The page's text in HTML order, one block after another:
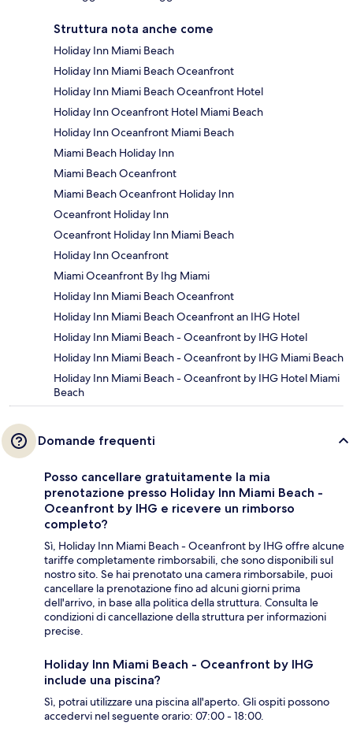
Struttura nota anche come
Holiday Inn Miami Beach
Holiday Inn Miami Beach Oceanfront
Holiday Inn Miami Beach Oceanfront Hotel
Holiday Inn Oceanfront Hotel Miami Beach
Holiday Inn Oceanfront Miami Beach
Miami Beach Holiday Inn
Miami Beach Oceanfront
Miami Beach Oceanfront Holiday Inn
Oceanfront Holiday Inn
Oceanfront Holiday Inn Miami Beach
Holiday Inn Oceanfront
Miami Oceanfront By Ihg Miami
Holiday Inn Miami Beach Oceanfront
Holiday Inn Miami Beach Oceanfront an IHG Hotel
Holiday Inn Miami Beach - Oceanfront by IHG Hotel
Holiday Inn Miami Beach - Oceanfront by IHG Miami Beach
Holiday Inn Miami Beach - Oceanfront by IHG Hotel Miami
Beach
Domande frequenti
Posso cancellare gratuitamente la mia
prenotazione presso Holiday Inn Miami Beach -
Oceanfront by IHG e ricevere un rimborso
completo?
Sì, Holiday Inn Miami Beach - Oceanfront by IHG offre alcune
tariffe completamente rimborsabili, che sono disponibili sul
nostro sito. Se hai prenotato una camera rimborsabile, puoi
cancellare la prenotazione fino ad alcuni giorni prima
dell'arrivo, in base alla politica della struttura. Consulta le
condizioni di cancellazione della struttura per informazioni
precise.
Holiday Inn Miami Beach - Oceanfront by IHG
include una piscina?
Sì, potrai utilizzare una piscina all'aperto. Gli ospiti possono
accedervi nel seguente orario: 07:00 - 18:00.